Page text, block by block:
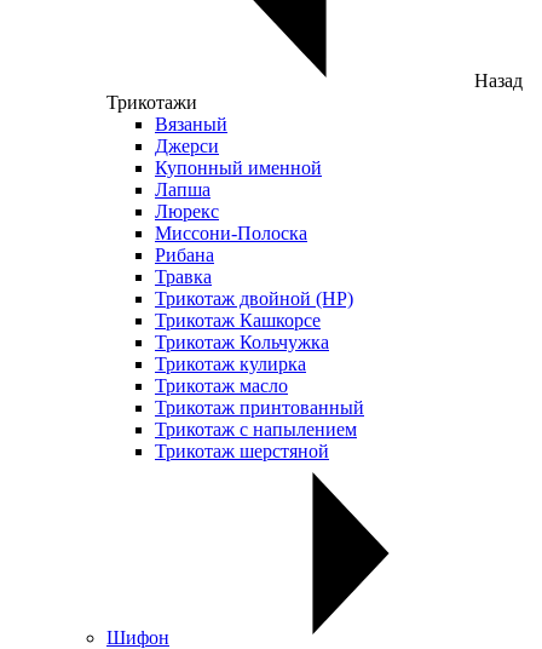
Назад
Трикотажи
Вязаный
Джерси
Купонный именной
Лапша
Люрекс
Миссони-Полоска
Рибана
Травка
Трикотаж двойной (НР)
Трикотаж Кашкорсе
Трикотаж Кольчужка
Трикотаж кулирка
Трикотаж масло
Трикотаж принтованный
Трикотаж с напылением
Трикотаж шерстяной
Шифон